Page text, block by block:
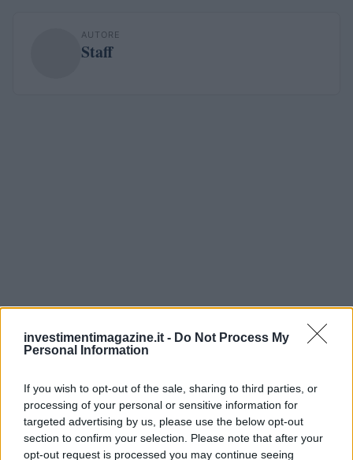
investimentimagazine.it - Do Not Process My
Personal Information
If you wish to opt-out of the sale, sharing to third parties, or
processing of your personal or sensitive information for
targeted advertising by us, please use the below opt-out
section to confirm your selection. Please note that after your
opt-out request is processed you may continue seeing
AUTORE
Staff